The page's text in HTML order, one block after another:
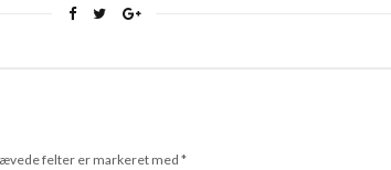
felter er markeret med *